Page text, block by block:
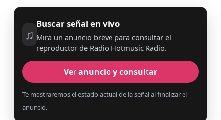
♫
Buscar señal en vivo
Mira un anuncio breve para consultar el
reproductor de Radio Hotmusic Radio.
Ver anuncio y consultar
Te mostraremos el estado actual de la señal al finalizar el
anuncio.